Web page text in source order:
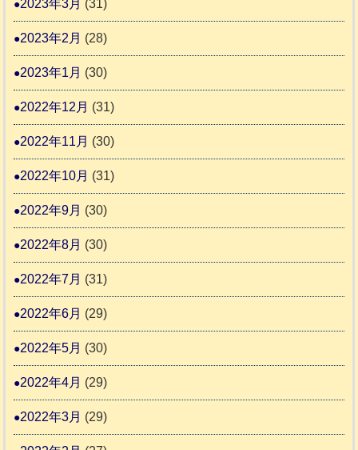
2023年3月 (31)
2023年2月 (28)
2023年1月 (30)
2022年12月 (31)
2022年11月 (30)
2022年10月 (31)
2022年9月 (30)
2022年8月 (30)
2022年7月 (31)
2022年6月 (29)
2022年5月 (30)
2022年4月 (29)
2022年3月 (29)